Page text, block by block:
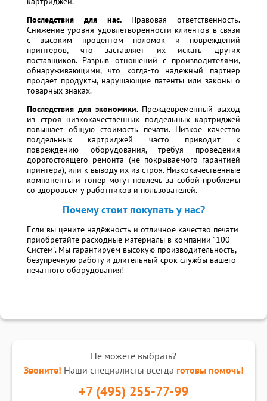
Последствия для нас.Правовая ответственность.
Снижение уровня удовлетворенности клиентов в связи
с высоким процентом поломок и повреждений
принтеров, что заставляет их искать других
поставщиков. Разрыв отношений с производителями,
обнаруживающими, что когда-то надежный партнер
продает продукты, нарушающие патенты или законы о
товарных знаках.
Последствия для экономики.Преждевременный выход
из строя низкокачественных поддельных картриджей
повышает общую стоимость печати. Низкое качество
поддельных картриджей часто приводит к
повреждению оборудования, требуя проведения
дорогостоящего ремонта (не покрываемого гарантией
принтера), или к выводу их из строя. Низкокачественные
компоненты и тонер могут повлечь за собой проблемы
со здоровьем у работников и пользователей.
Почему стоит покупать у нас?
Если вы цените надёжность и отличное качество печати
приобретайте расходные материалы в компании "100
Систем". Мы гарантируем высокую производительность,
безупречную работу и длительный срок службы вашего
печатного оборудования!
Не можете выбрать?
Звоните! Наши специалисты всегда готовы помочь!
+7 (495) 255-77-99